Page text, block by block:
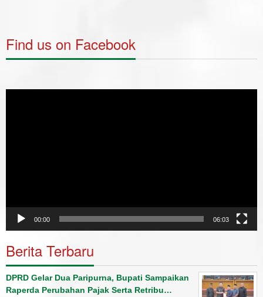
Find us on Facebook
00:00 06:03
Berita Terbaru
DPRD Gelar Dua Paripurna, Bupati Sampaikan
Raperda Perubahan Pajak Serta Retribu…